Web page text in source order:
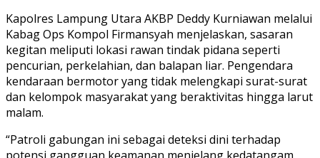
Kapolres Lampung Utara AKBP Deddy Kurniawan melalui
Kabag Ops Kompol Firmansyah menjelaskan, sasaran
kegitan meliputi lokasi rawan tindak pidana seperti
pencurian, perkelahian, dan balapan liar. Pengendara
kendaraan bermotor yang tidak melengkapi surat-surat
dan kelompok masyarakat yang beraktivitas hingga larut
malam.
“Patroli gabungan ini sebagai deteksi dini terhadap